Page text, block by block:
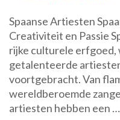
en
Spaanse Artiesten
Creativiteit en Passie
rijke culturele erfgoed,
getalenteerde
voortgebracht. Van
wereldberoemde
artiesten hebben een …